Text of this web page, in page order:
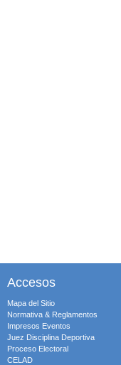
Accesos
Mapa del Sitio
Normativa & Reglamentos
Impresos Eventos
Juez Disciplina Deportiva
Proceso Electoral
CELAD